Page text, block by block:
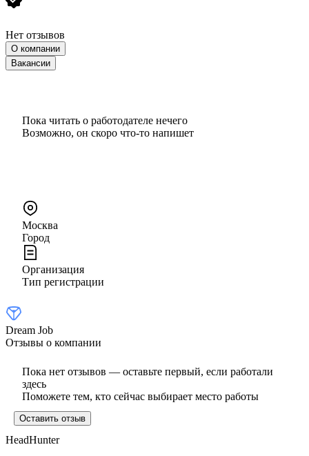
Нет отзывов
О компании
Вакансии
Пока читать о работодателе нечего
Возможно, он скоро что‑то напишет
Москва
Город
Организация
Тип регистрации
Dream Job
Отзывы о компании
Пока нет отзывов — оставьте первый, если работали
здесь
Поможете тем, кто сейчас выбирает место работы
Оставить отзыв
HeadHunter